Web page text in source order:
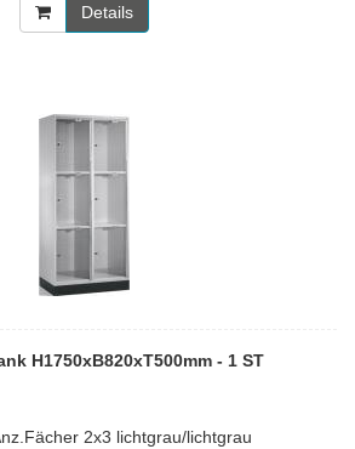
Details
H1750xB820xT500mm - 1 ST
2x3 lichtgrau/lichtgrau